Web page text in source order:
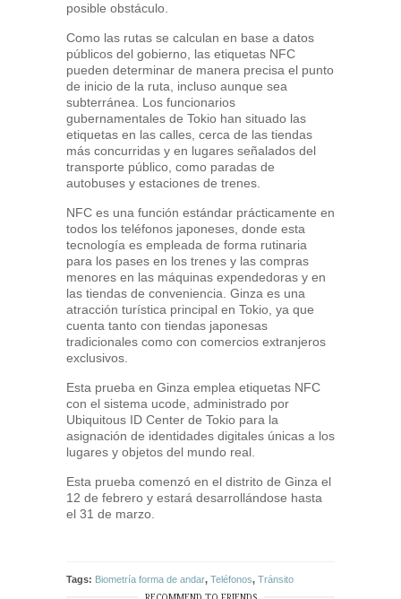
posible obstáculo.
Como las rutas se calculan en base a datos
públicos del gobierno, las etiquetas NFC
pueden determinar de manera precisa el punto
de inicio de la ruta, incluso aunque sea
subterránea. Los funcionarios
gubernamentales de Tokio han situado las
etiquetas en las calles, cerca de las tiendas
más concurridas y en lugares señalados del
transporte público, como paradas de
autobuses y estaciones de trenes.
NFC es una función estándar prácticamente en
todos los teléfonos japoneses, donde esta
tecnología es empleada de forma rutinaria
para los pases en los trenes y las compras
menores en las máquinas expendedoras y en
las tiendas de conveniencia. Ginza es una
atracción turística principal en Tokio, ya que
cuenta tanto con tiendas japonesas
tradicionales como con comercios extranjeros
exclusivos.
Esta prueba en Ginza emplea etiquetas NFC
con el sistema ucode, administrado por
Ubiquitous ID Center de Tokio para la
asignación de identidades digitales únicas a los
lugares y objetos del mundo real.
Esta prueba comenzó en el distrito de Ginza el
12 de febrero y estará desarrollándose hasta
el 31 de marzo.
Tags: Biometría forma de andar, Teléfonos, Tránsito